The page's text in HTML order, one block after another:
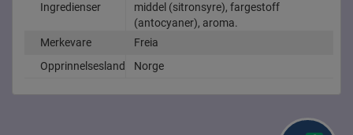
Ingredienser
middel (sitronsyre), fargestoff
(antocyaner), aroma.
Merkevare
Freia
Opprinnelsesland
Norge